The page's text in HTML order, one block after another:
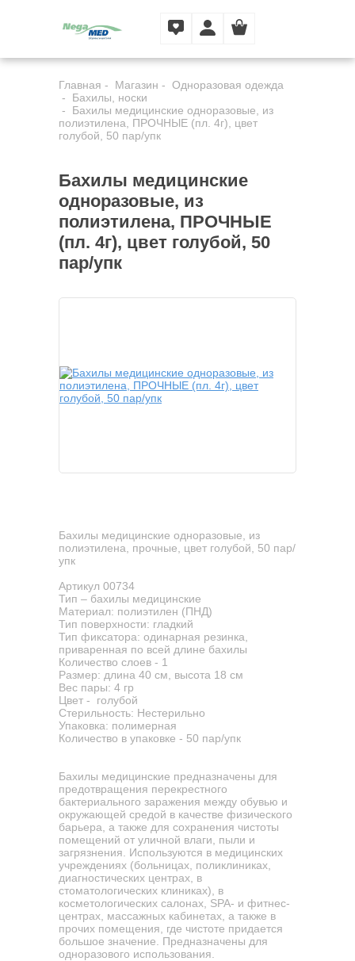
Главная Магазин
Одноразовая одежда
Бахилы, носки
Бахилы медицинские одноразовые, из
полиэтилена, ПРОЧНЫЕ (пл. 4г), цвет
голубой, 50 пар/упк
Бахилы медицинские
одноразовые, из
полиэтилена, ПРОЧНЫЕ
(пл. 4г), цвет голубой, 50
пар/упк
Бахилы медицинские одноразовые, из
полиэтилена, прочные, цвет голубой, 50 пар/
упк
Артикул 00734
Тип – бахилы медицинские
Материал: полиэтилен (ПНД)
Тип поверхности: гладкий
Тип фиксатора: одинарная резинка,
приваренная по всей длине бахилы
Количество слоев - 1
Размер: длина 40 см, высота 18 см
Вес пары: 4 гр
Цвет - голубой
Стерильность: Нестерильно
Упаковка: полимерная
Количество в упаковке - 50 пар/упк
Бахилы медицинские предназначены для
предотвращения перекрестного
бактериального заражения между обувью и
окружающей средой в качестве физического
барьера, а также для сохранения чистоты
помещений от уличной влаги, пыли и
загрязнения. Используются в медицинских
учреждениях (больницах, поликлиниках,
диагностических центрах, в
стоматологических клиниках), в
косметологических салонах, SPA- и фитнес-
центрах, массажных кабинетах, а также в
прочих помещения, где чистоте придается
большое значение. Предназначены для
одноразового использования.